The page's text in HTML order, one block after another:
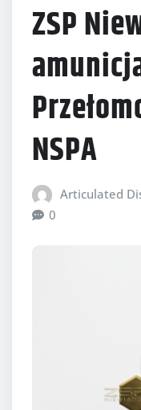
ZSP
NSPA
Articulated
0